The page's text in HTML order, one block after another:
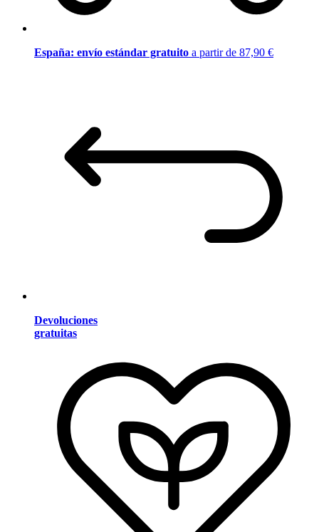
España: envío estándar gratuito a partir de 87,90 €
Devoluciones
gratuitas